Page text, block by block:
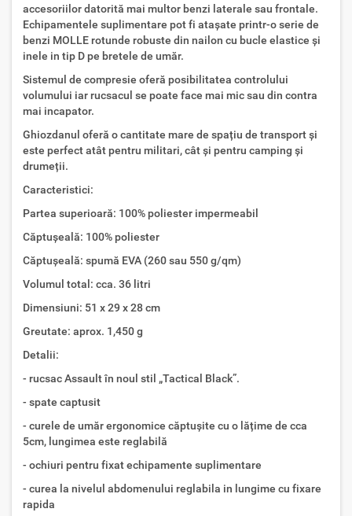
accesoriilor datorită mai multor benzi laterale sau frontale.
Echipamentele suplimentare pot fi atașate printr-o serie de
benzi MOLLE rotunde robuste din nailon cu bucle elastice și
inele in tip D pe bretele de umăr.
Sistemul de compresie oferă posibilitatea controlului
volumului iar rucsacul se poate face mai mic sau din contra
mai incapator.
Ghiozdanul oferă o cantitate mare de spațiu de transport și
este perfect atât pentru militari, cât și pentru camping și
drumeții.
Caracteristici:
Partea superioară: 100% poliester impermeabil
Căptușeală: 100% poliester
Căptușeală: spumă EVA (260 sau 550 g/qm)
Volumul total: cca. 36 litri
Dimensiuni: 51 x 29 x 28 cm
Greutate: aprox. 1,450 g
Detalii:
- rucsac Assault în noul stil „Tactical Black”.
- spate captusit
- curele de umăr ergonomice căptușite cu o lățime de cca
5cm, lungimea este reglabilă
- ochiuri pentru fixat echipamente suplimentare
- curea la nivelul abdomenului reglabila in lungime cu fixare
rapida